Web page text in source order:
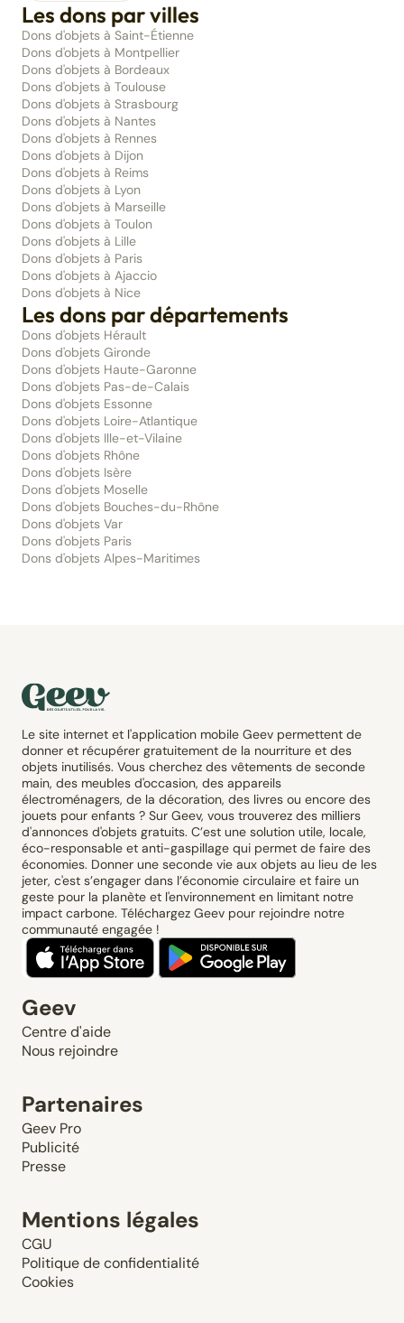
Les dons par villes
Dons d'objets à Saint-Étienne
Dons d'objets à Montpellier
Dons d'objets à Bordeaux
Dons d'objets à Toulouse
Dons d'objets à Strasbourg
Dons d'objets à Nantes
Dons d'objets à Rennes
Dons d'objets à Dijon
Dons d'objets à Reims
Dons d'objets à Lyon
Dons d'objets à Marseille
Dons d'objets à Toulon
Dons d'objets à Lille
Dons d'objets à Paris
Dons d'objets à Ajaccio
Dons d'objets à Nice
Les dons par départements
Dons d'objets Hérault
Dons d'objets Gironde
Dons d'objets Haute-Garonne
Dons d'objets Pas-de-Calais
Dons d'objets Essonne
Dons d'objets Loire-Atlantique
Dons d'objets Ille-et-Vilaine
Dons d'objets Rhône
Dons d'objets Isère
Dons d'objets Moselle
Dons d'objets Bouches-du-Rhône
Dons d'objets Var
Dons d'objets Paris
Dons d'objets Alpes-Maritimes
Le site internet et l'application mobile Geev permettent de
donner et récupérer gratuitement de la nourriture et des
objets inutilisés. Vous cherchez des vêtements de seconde
main, des meubles d'occasion, des appareils
électroménagers, de la décoration, des livres ou encore des
jouets pour enfants ? Sur Geev, vous trouverez des milliers
d'annonces d'objets gratuits. C’est une solution utile, locale,
éco-responsable et anti-gaspillage qui permet de faire des
économies. Donner une seconde vie aux objets au lieu de les
jeter, c'est s’engager dans l’économie circulaire et faire un
geste pour la planète et l'environnement en limitant notre
impact carbone. Téléchargez Geev pour rejoindre notre
communauté engagée !
Geev
Centre d'aide
Nous rejoindre
Partenaires
Geev Pro
Publicité
Presse
Mentions légales
CGU
Politique de confidentialité
Cookies